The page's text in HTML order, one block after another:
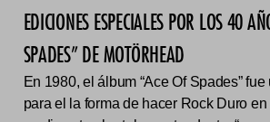
EDICIONES ESPECIALES POR LOS 40
SPADES” DE MOTÖRHEAD
En 1980, el álbum “Ace Of Spades”
para el la forma de hacer Rock Duro